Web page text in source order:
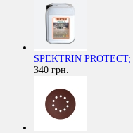
SPEKTRIN PROTECT;
340 грн.